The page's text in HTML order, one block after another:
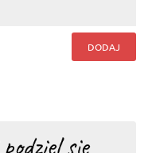
DODAJ